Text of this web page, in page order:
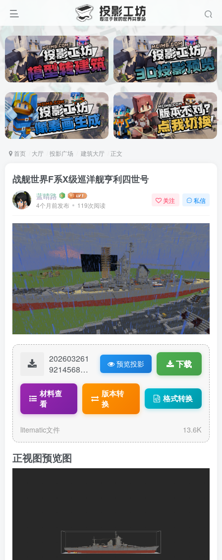
首页 大厅 投影广场 建筑大厅 正文
战舰世界F系X级巡洋舰亨利四世号
蓝晴路
4个月前发布 119次阅读
关注 私信
202603261
92145687-
世.litematic
预览投影 下载
材料查
看
版本转
换
格式转换
litematic文件 13.6K
正视图预览图